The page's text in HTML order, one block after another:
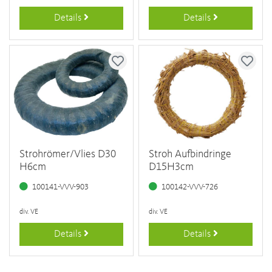
Details Details
Strohrömer/Vlies D30
H6cm
100141-VVV-903
div. VE
Details
Stroh Aufbindringe
D15H3cm
100142-VVV-726
div. VE
Details